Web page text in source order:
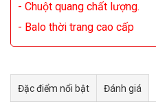
- Chuột quang chất lượng.
- Balo thời trang cao cấp
Đặc điểm nổi bật Đánh giá